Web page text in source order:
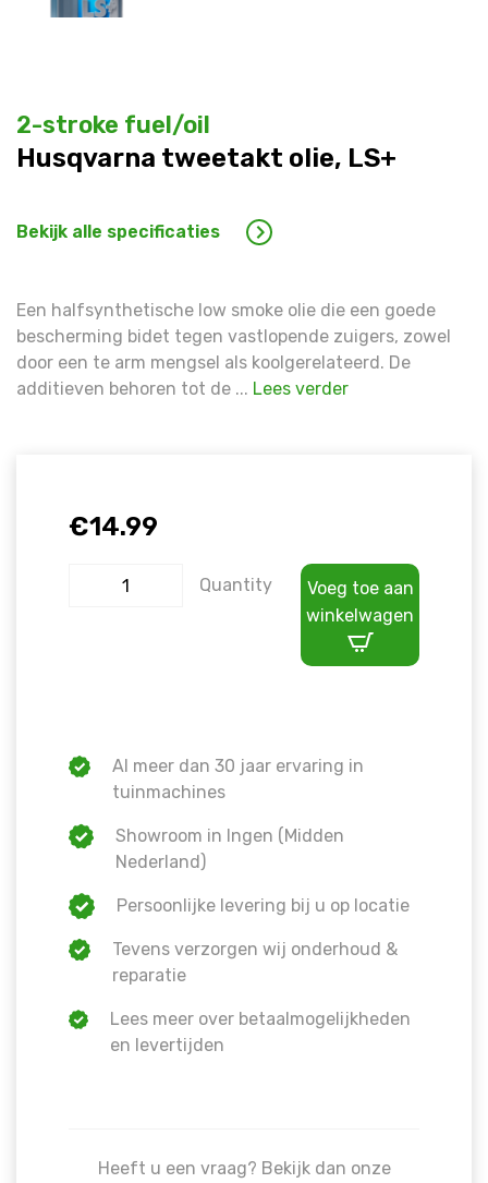
2-stroke fuel/oil
Husqvarna tweetakt olie, LS+
Bekijk alle specificaties
Een halfsynthetische low smoke olie die een goede
bescherming bidet tegen vastlopende zuigers, zowel
door een te arm mengsel als koolgerelateerd. De
additieven behoren tot de ... Lees verder
€14.99
Quantity
Voeg toe aan
winkelwagen
Al meer dan 30 jaar ervaring in
tuinmachines
Showroom in Ingen (Midden
Nederland)
Persoonlijke levering bij u op locatie
Tevens verzorgen wij onderhoud &
reparatie
Lees meer over betaalmogelijkheden
en levertijden
Heeft u een vraag? Bekijk dan onze